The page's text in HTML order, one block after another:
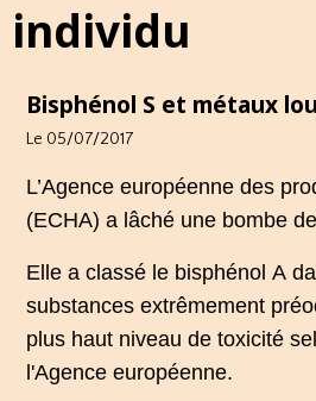
individu
Bisphénol S et métaux
Le 05/07/2017
L’Agence européenne des
(ECHA) a lâché une bombe
Elle a classé le bisphénol A
substances extrêmement
plus haut niveau de toxicité
l'Agence européenne.